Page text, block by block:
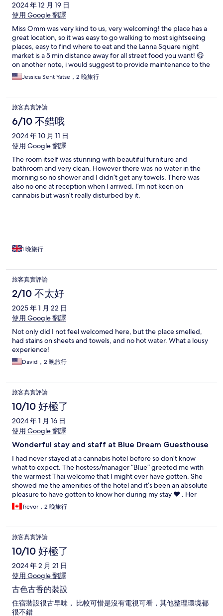
2024 年 12 月 19 日
使用 Google 翻譯
Miss Omm was very kind to us, very welcoming! the place has a
great location, so it was easy to go walking to most sightseeing
places, easy to find where to eat and the Lanna Square night
market is a 5 min distance away for all street food you want! 😋
on another note, i would suggest to provide maintenance to the
toilet in our room as it does not have much pressure for flushing
and would also recommend illuminating more the stairs and the
🙏
Jessica Sent Yatse，2 晚旅行
旅客真實評論
6/10 不錯哦
2024 年 10 月 11 日
使用 Google 翻譯
The room itself was stunning with beautiful furniture and
bathroom and very clean. However there was no water in the
morning so no shower and I didn’t get any towels. There was
also no one at reception when I arrived. I’m not keen on
cannabis but wasn’t really disturbed by it.
1 晚旅行
旅客真實評論
2/10 不太好
2025 年 1 月 22 日
使用 Google 翻譯
Not only did I not feel welcomed here, but the place smelled,
had stains on sheets and towels, and no hot water. What a lousy
experience!
David，2 晚旅行
旅客真實評論
10/10 好極了
2024 年 1 月 16 日
使用 Google 翻譯
Wonderful stay and staff at Blue Dream Guesthouse
I had never stayed at a cannabis hotel before so don’t know
what to expect. The hostess/manager “Blue” greeted me with
the warmest Thai welcome that I might ever have gotten. She
showed me the amenities of the hotel and it’s been an absolute
pleasure to have gotten to know her during my stay ❤️ . Her
whole staff have been amazing and very helpful explaining any
and all of my questions. It’s a real family atmosphere here and
complains about a firm mattress, it was PERFECT!! The location is
supreme and the housekeeper, Aum, is a real sweetheart as
well. Thank you everyone and I will be recommending this
accommodation for anyone looking to stay in the old city of
Chiang Mai 🙏
Trevor，2 晚旅行
旅客真實評論
10/10 好極了
2024 年 2 月 21 日
使用 Google 翻譯
古色古香的裝設
住宿裝設很古早味， 比較可惜是沒有電視可看，其他整理環境都
很不錯